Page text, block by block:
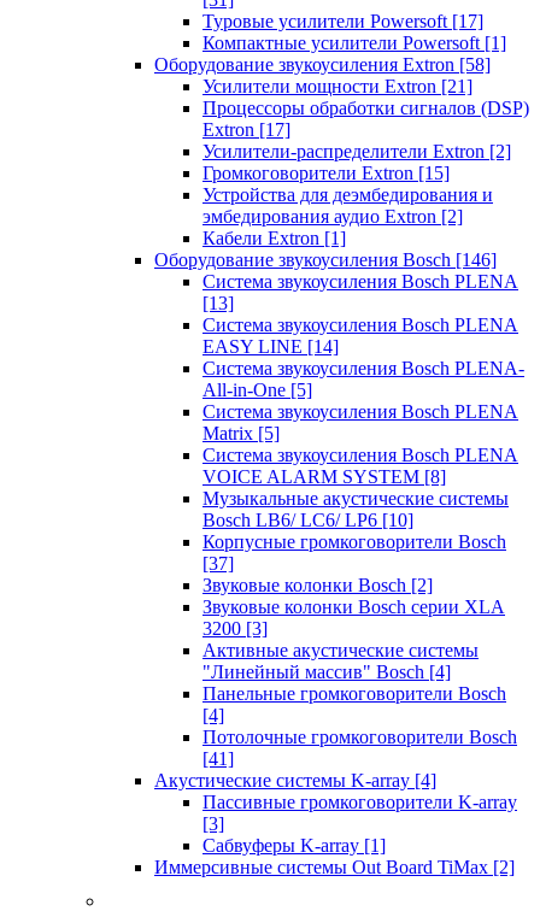
Туровые усилители Powersoft [17]
Компактные усилители Powersoft [1]
Оборудование звукоусиления Extron [58]
Усилители мощности Extron [21]
Процессоры обработки сигналов (DSP)
Extron [17]
Усилители-распределители Extron [2]
Громкоговорители Extron [15]
Устройства для деэмбедирования и
эмбедирования аудио Extron [2]
Кабели Extron [1]
Оборудование звукоусиления Bosch [146]
Система звукоусиления Bosch PLENA
[13]
Система звукоусиления Bosch PLENA
EASY LINE [14]
Система звукоусиления Bosch PLENA-
All-in-One [5]
Система звукоусиления Bosch PLENA
Matrix [5]
Система звукоусиления Bosch PLENA
VOICE ALARM SYSTEM [8]
Музыкальные акустические системы
Bosch LB6/ LC6/ LP6 [10]
Корпусные громкоговорители Bosch
[37]
Звуковые колонки Bosch [2]
Звуковые колонки Bosch серии XLA
3200 [3]
Активные акустические системы
"Линейный массив" Bosch [4]
Панельные громкоговорители Bosch
[4]
Потолочные громкоговорители Bosch
[41]
Акустические системы K-array [4]
Пассивные громкоговорители K-array
[3]
Сабвуферы K-array [1]
Иммерсивные системы Out Board TiMax [2]